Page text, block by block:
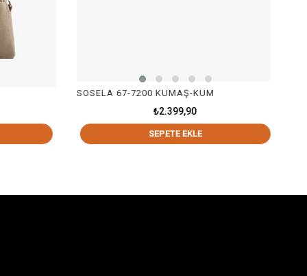
SOSELA 67-7200 KUMAŞ-KUM
₺2.399,90
SEPETE EKLE